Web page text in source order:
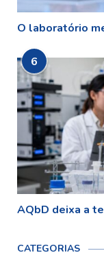
O laboratório
6
AQbD deixa a
CATEGORIAS